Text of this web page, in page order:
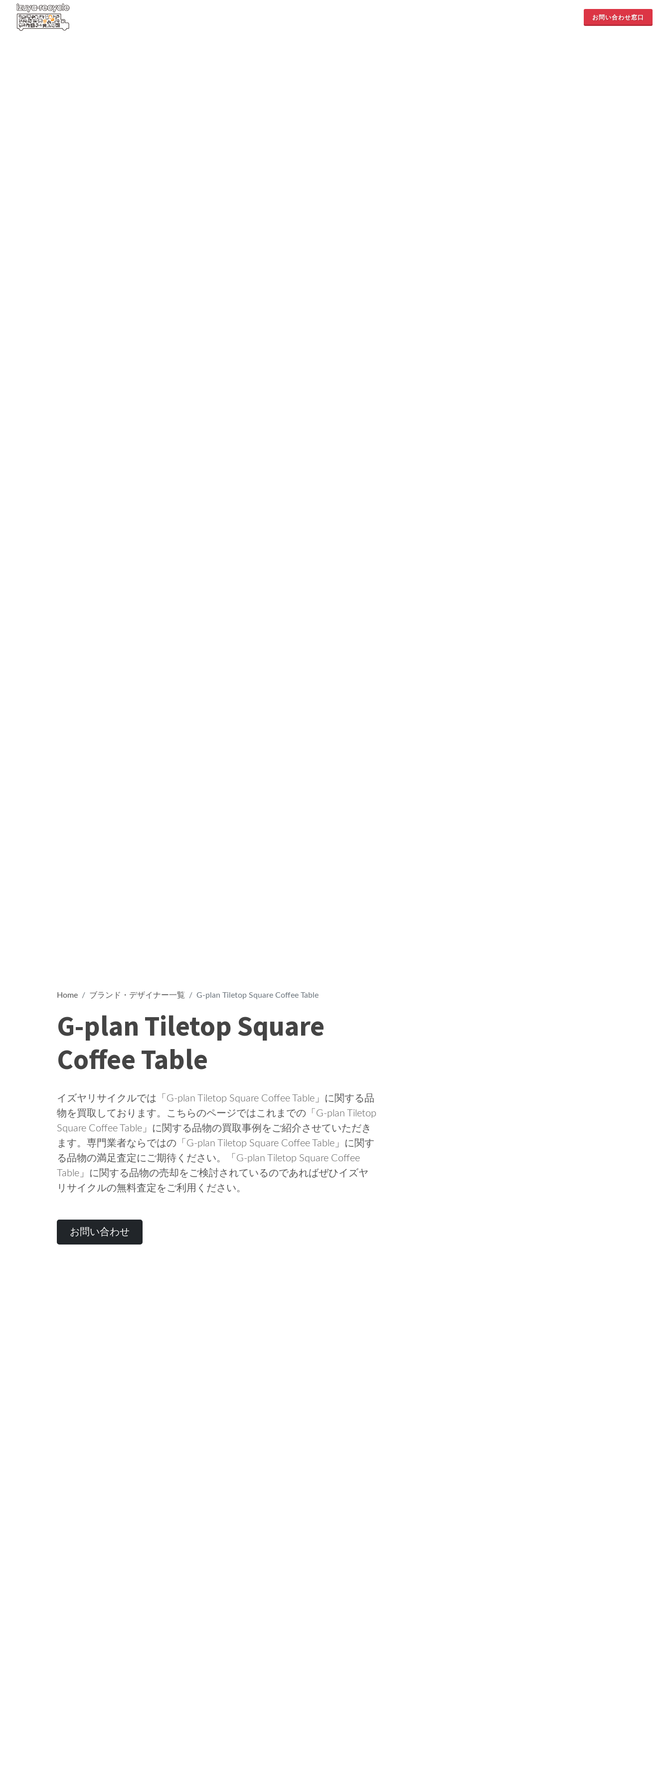
お問い合わせ窓口
Home ブランド・デザイナー一覧 G-plan Tiletop Square Coffee Table
G-plan Tiletop Square
Coffee Table
イズヤリサイクルでは「G-plan Tiletop Square Coffee Table」に関する品
物を買取しております。こちらのページではこれまでの「G-plan Tiletop
Square Coffee Table」に関する品物の買取事例をご紹介させていただき
ます。専門業者ならではの「G-plan Tiletop Square Coffee Table」に関す
る品物の満足査定にご期待ください。「G-plan Tiletop Square Coffee
Table」に関する品物の売却をご検討されているのであればぜひイズヤ
リサイクルの無料査定をご利用ください。
お問い合わせ